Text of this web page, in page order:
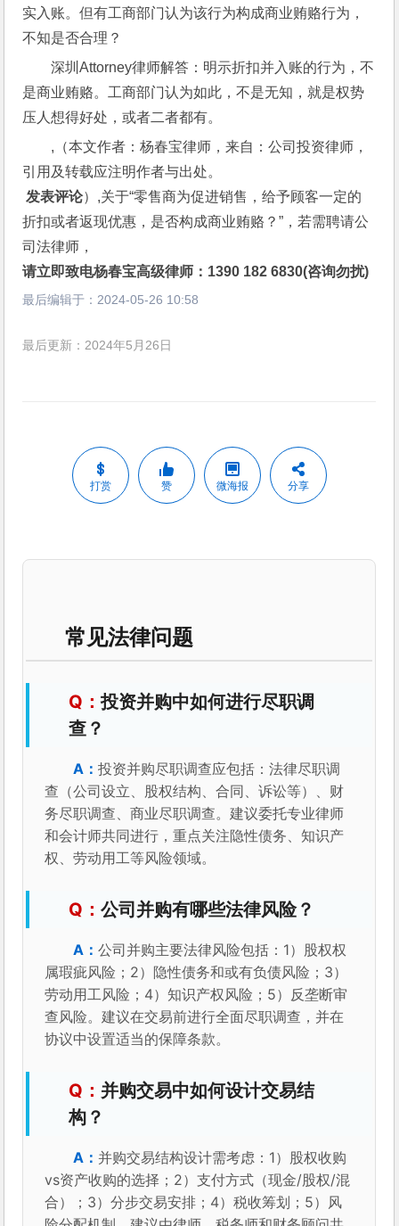
实入账。但有工商部门认为该行为构成商业贿赂行为，
不知是否合理？
深圳Attorney律师解答：明示折扣并入账的行为，不
是商业贿赂。工商部门认为如此，不是无知，就是权势
压人想得好处，或者二者都有。
,（本文作者：杨春宝律师，来自：公司投资律师，
引用及转载应注明作者与出处。
发表评论）,关于“零售商为促进销售，给予顾客一定的
折扣或者返现优惠，是否构成商业贿赂？”，若需聘请公
司法律师，
请立即致电杨春宝高级律师：1390 182 6830(咨询勿扰)
最后编辑于： 2024-05-26 10:58
最后更新：2024年5月26日
打赏 赞 微海报 分享
常见法律问题
投资并购中如何进行尽职调
查？
投资并购尽职调查应包括：法律尽职调
查（公司设立、股权结构、合同、诉讼等）、财
务尽职调查、商业尽职调查。建议委托专业律师
和会计师共同进行，重点关注隐性债务、知识产
权、劳动用工等风险领域。
公司并购有哪些法律风险？
公司并购主要法律风险包括：1）股权权
属瑕疵风险；2）隐性债务和或有负债风险；3）
劳动用工风险；4）知识产权风险；5）反垄断审
查风险。建议在交易前进行全面尽职调查，并在
协议中设置适当的保障条款。
并购交易中如何设计交易结
构？
并购交易结构设计需考虑：1）股权收购
vs资产收购的选择；2）支付方式（现金/股权/混
合）；3）分步交易安排；4）税收筹划；5）风